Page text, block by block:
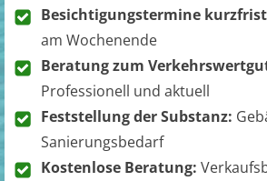
Besichtigungstermine
am Wochenende
Beratung zum
Professionell und aktuell
Feststellung der Substanz:
Sanierungsbedarf
Kostenlose Beratung: